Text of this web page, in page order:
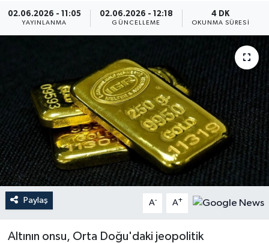
02.06.2026 - 11:05
YAYINLANMA
02.06.2026 - 12:18
GÜNCELLEME
4 DK
OKUNMA SÜRESI
Paylaş A- A+
Altının onsu, Orta Doğu'daki jeopolitik